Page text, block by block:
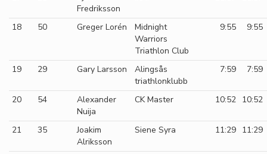
Fredriksson
18 50 Greger Lorén
Midnight
Warriors
Triathlon Club
9:55 9:55
19 29 Gary Larsson
Alingsås
triathlonklubb
7:59 7:59
20 54
Alexander
Nuija
CK Master 10:52 10:52
21 35
Joakim
Alriksson
Siene Syra 11:29 11:29